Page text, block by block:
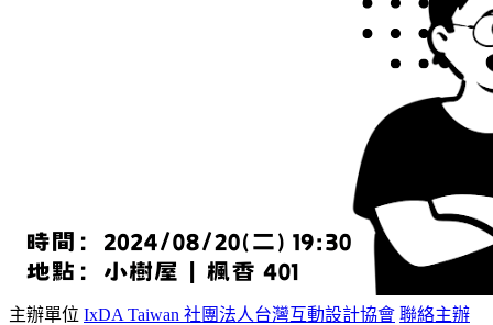
主辦單位 IxDA Taiwan 社團法人台灣互動設計協會 聯絡主辦